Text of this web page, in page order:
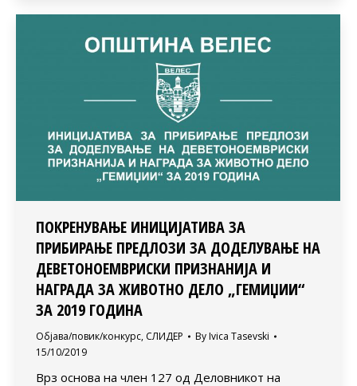
ПОКРЕНУВАЊЕ ИНИЦИЈАТИВА ЗА
ПРИБИРАЊЕ ПРЕДЛОЗИ ЗА ДОДЕЛУВАЊЕ НА
ДЕВЕТОНОЕМВРИСКИ ПРИЗНАНИЈА И
НАГРАДА ЗА ЖИВОТНО ДЕЛО „ГЕМИЏИИ“
ЗА 2019 ГОДИНА
Објава/повик/конкурс, СЛИДЕР By Ivica Tasevski
15/10/2019
Врз основа на член 127 од Деловникот на